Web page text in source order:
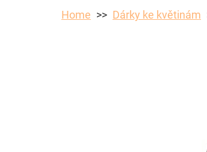
Home Dárky ke květinám